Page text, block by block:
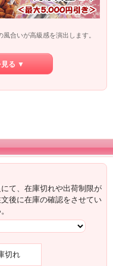
合いが高級感を演出します。
換でのお支払】はご利用頂けま
も同様に【代金引換でのお支
見る ▼
て、在庫切れや出荷制限が
後に在庫の確認をさせてい
切れ